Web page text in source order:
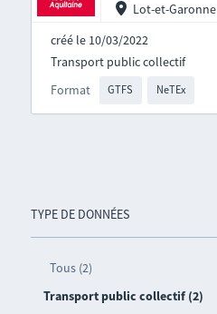
TYPE DE DONNÉES
Tous (2)
Transport public collectif (2)
Lot-et-Garonne
créé le 10/03/2022
Format GTFS NeTEx
Transport public collectif